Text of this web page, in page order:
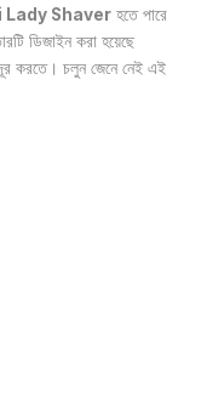
Lady Shaver হতে পারে
ডিজাইন করা হয়েছে
দূর করতে। চলুন জেনে নেই এই